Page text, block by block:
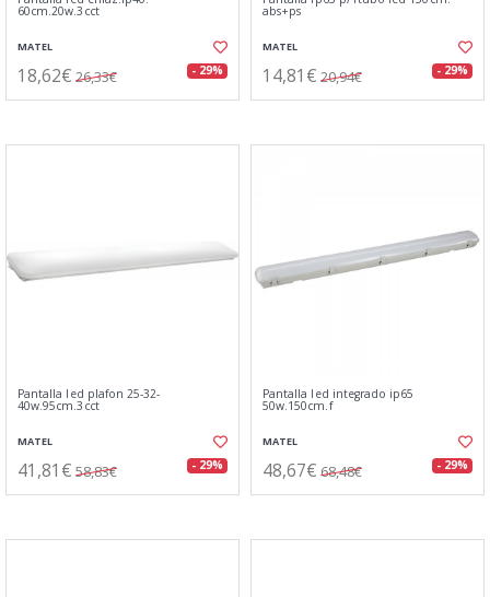
60cm.20w.3cct
MATEL
18,62€ 26,33€ - 29%
abs+ps
MATEL
14,81€ 20,94€ - 29%
Pantalla led plafon 25-32-
40w.95cm.3cct
MATEL
41,81€ 58,83€ - 29%
Pantalla led integrado ip65
50w.150cm.f
MATEL
48,67€ 68,48€ - 29%